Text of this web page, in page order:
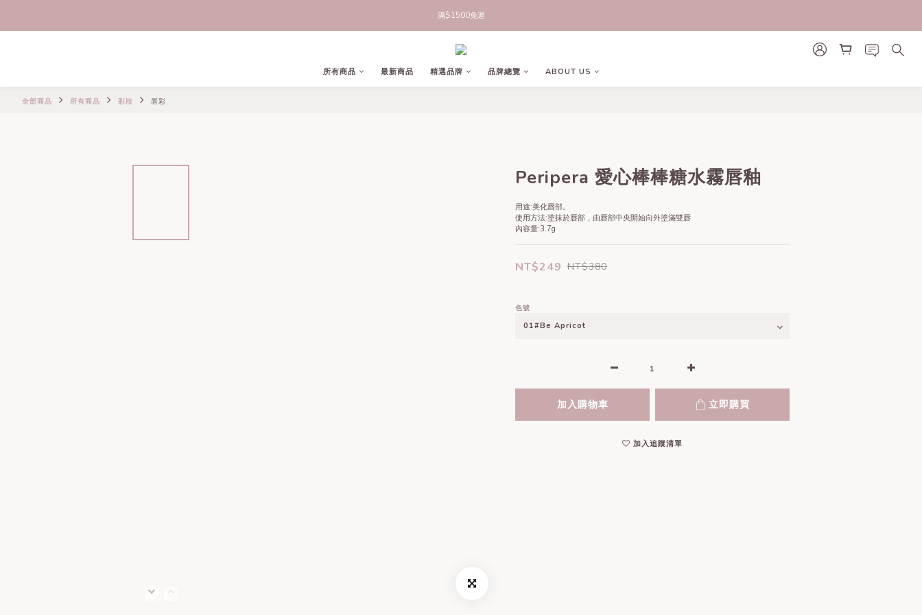
立即註冊官網會員，領50元商品折價券
滿$1500免運
立即註冊官網會員，領50元商品折價券
所有商品 最新商品 精選品牌 品牌總覽 ABOUT US
全部商品 所有商品 彩妝 唇彩
Peripera 愛心棒棒糖水霧唇釉
用途:美化唇部。
使用方法:塗抹於唇部，由唇部中央開始向外塗滿雙唇
內容量:3.7g
NT$249 NT$380
色號
加入購物車 立即購買
加入追蹤清單